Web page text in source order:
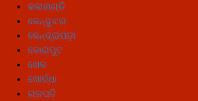
କଳାହାଣ୍ଡି
କେନ୍ଦୁଝର
କେନ୍ଦ୍ରାପଡ଼ା
କୋରାପୁଟ
ଖେଳ
ଖୋର୍ଦ୍ଧା
ଗଜପତି